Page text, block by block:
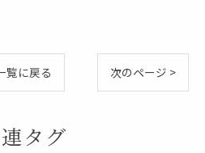
覧に戻る 次のページ >
タグ